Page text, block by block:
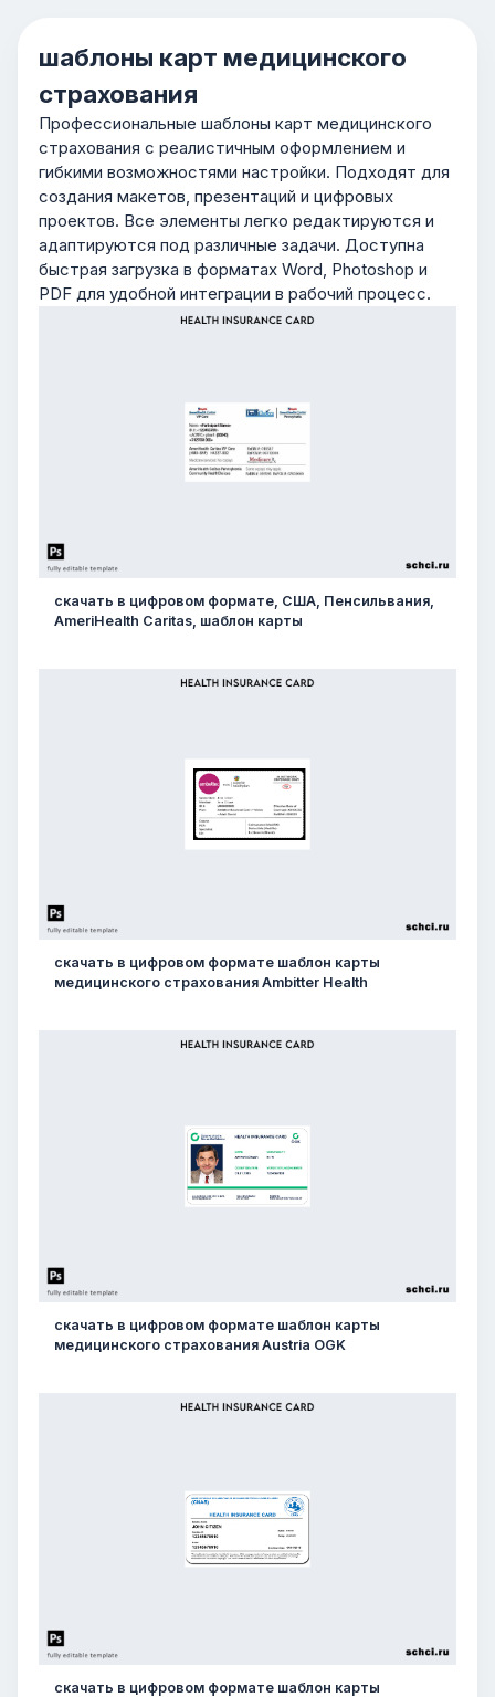
шаблоны карт медицинского
страхования
Профессиональные шаблоны карт медицинского
страхования с реалистичным оформлением и
гибкими возможностями настройки. Подходят для
создания макетов, презентаций и цифровых
проектов. Все элементы легко редактируются и
адаптируются под различные задачи. Доступна
быстрая загрузка в форматах Word, Photoshop и
PDF для удобной интеграции в рабочий процесс.
скачать в цифровом формате, США, Пенсильвания,
AmeriHealth Caritas, шаблон карты
скачать в цифровом формате шаблон карты
медицинского страхования Ambitter Health
скачать в цифровом формате шаблон карты
медицинского страхования Austria OGK
скачать в цифровом формате шаблон карты